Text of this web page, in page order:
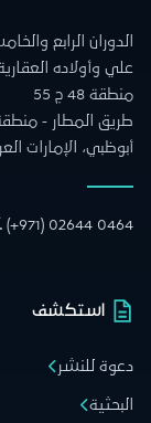
الدوران الرابع
علي وأولاده
منطقة 48 ج 55
طريق المطار -
أبوظبي، الإمارات
(+971) 02644 0464
استكشف
دعوة للنشر
البحثية